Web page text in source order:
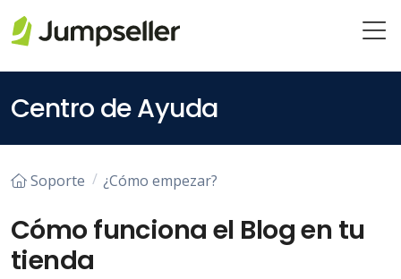
Centro de Ayuda
Soporte ¿Cómo empezar?
Cómo funciona el Blog en tu
tienda